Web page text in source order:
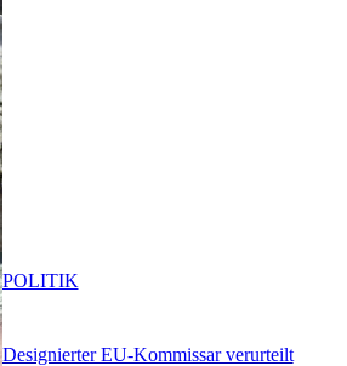
Designierter EU-Kommissar verurteilt
POLITIK